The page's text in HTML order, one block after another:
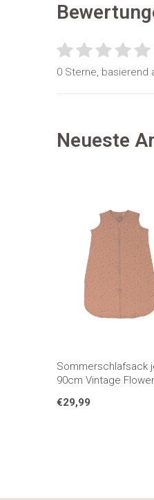
0 Sterne, basierend
Neueste
Sommerschlafsack
90cm Vintage
€29,99